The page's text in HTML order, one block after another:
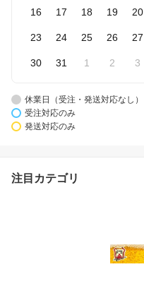
16 17 18 19 20
23 24 25 26 27
30 31 1 2 3
休業日（受注・発送対応なし）
受注対応のみ
発送対応のみ
注目カテゴリ